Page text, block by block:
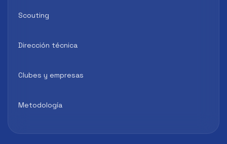
Scouting
Dirección técnica
Clubes y empresas
Metodología